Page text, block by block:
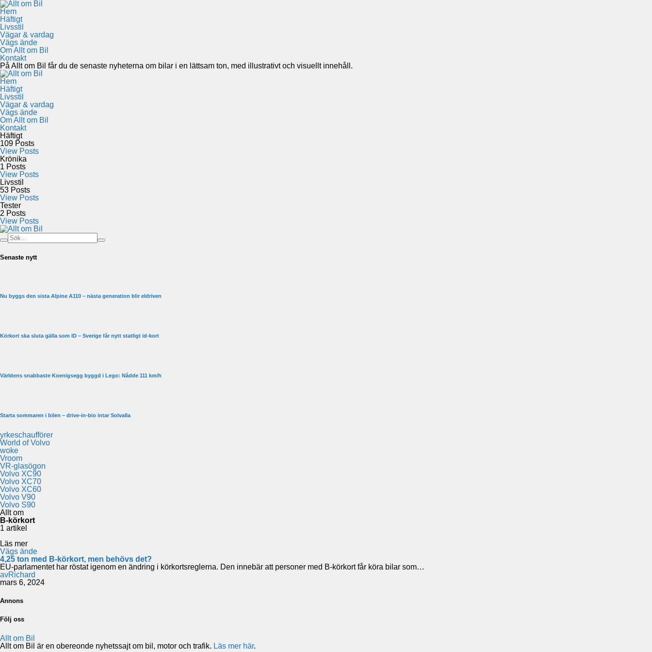
Hem
Häftigt
Livsstil
Vägar & vardag
Vägs ände
Om Allt om Bil
Kontakt
På Allt om Bil får du de senaste nyheterna om bilar i en lättsam ton, med illustrativt och visuellt innehåll.
Hem
Häftigt
Livsstil
Vägar & vardag
Vägs ände
Om Allt om Bil
Kontakt
Häftigt
109 Posts
View Posts
Krönika
1 Posts
View Posts
Livsstil
53 Posts
View Posts
Tester
2 Posts
View Posts
Senaste nytt
Nu byggs den sista Alpine A110 – nästa generation blir eldriven
Körkort ska sluta gälla som ID – Sverige får nytt statligt id-kort
Världens snabbaste Koenigsegg byggd i Lego: Nådde 111 km/h
Starta sommaren i bilen – drive-in-bio intar Solvalla
yrkeschaufförer
World of Volvo
woke
Vroom
VR-glasögon
Volvo XC90
Volvo XC70
Volvo XC60
Volvo V90
Volvo S90
Allt om
B-körkort
1 artikel
Läs mer
Vägs ände
4,25 ton med B-körkort, men behövs det?
EU-parlamentet har röstat igenom en ändring i körkortsreglerna. Den innebär att personer med B-körkort får köra bilar som…
avRichard
mars 6, 2024
Annons
Följ oss
Allt om Bil
Allt om Bil är en obereonde nyhetssajt om bil, motor och trafik. Läs mer här.